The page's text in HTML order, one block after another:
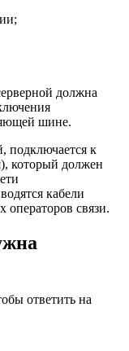
должна
шине.
подключается к
который должен
кабели
операторов связи.
ответить на